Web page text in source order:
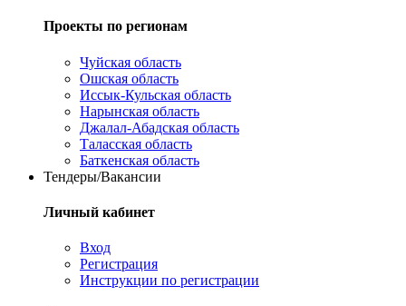
Проекты по регионам
Чуйская область
Ошская область
Иссык-Кульская область
Нарынская область
Джалал-Абадская область
Таласская область
Баткенская область
Тендеры/Вакансии
Личный кабинет
Вход
Регистрация
Инструкции по регистрации